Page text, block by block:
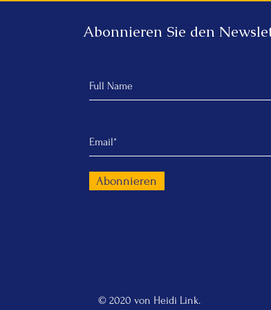
Abonnieren Sie den
Abonnieren
© 2020 von Heidi Link.